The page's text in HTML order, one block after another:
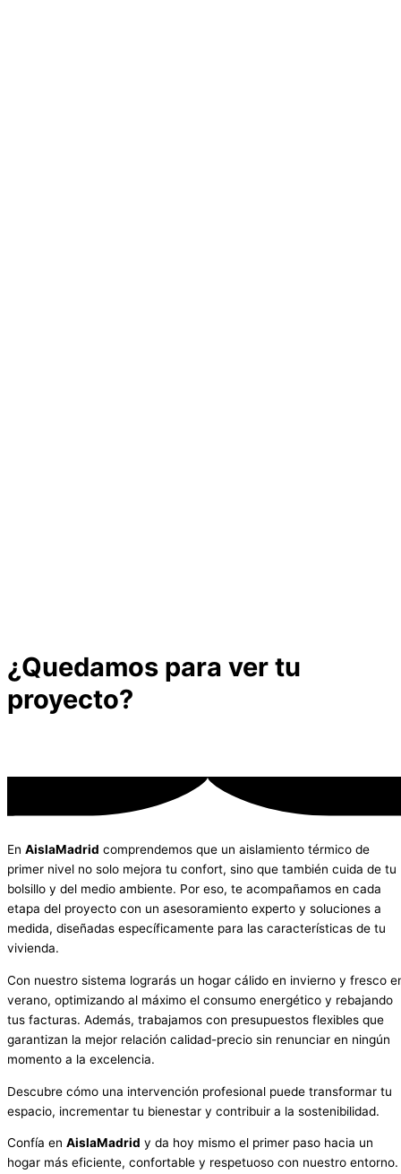
¿Quedamos para ver tu
proyecto?
En AislaMadrid comprendemos que un aislamiento térmico de
primer nivel no solo mejora tu confort, sino que también cuida de tu
bolsillo y del medio ambiente. Por eso, te acompañamos en cada
etapa del proyecto con un asesoramiento experto y soluciones a
medida, diseñadas específicamente para las características de tu
vivienda.
Con nuestro sistema lograrás un hogar cálido en invierno y fresco
verano, optimizando al máximo el consumo energético y rebajando
tus facturas. Además, trabajamos con presupuestos flexibles que
garantizan la mejor relación calidad-precio sin renunciar en ningún
momento a la excelencia.
Descubre cómo una intervención profesional puede transformar tu
espacio, incrementar tu bienestar y contribuir a la sostenibilidad.
Confía en AislaMadrid y da hoy mismo el primer paso hacia un
hogar más eficiente, confortable y respetuoso con nuestro entorno.